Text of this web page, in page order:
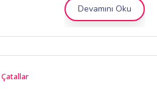
Devamını Oku